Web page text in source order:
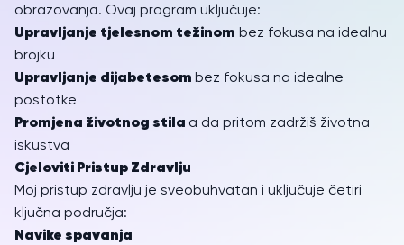
obrazovanja. Ovaj program uključuje:
Upravljanje tjelesnom težinom bez fokusa na idealnu
brojku
Upravljanje dijabetesom bez fokusa na idealne
postotke
Promjena životnog stila a da pritom zadržiš životna
iskustva
Cjeloviti Pristup Zdravlju
Moj pristup zdravlju je sveobuhvatan i uključuje četiri
ključna područja:
Navike spavanja